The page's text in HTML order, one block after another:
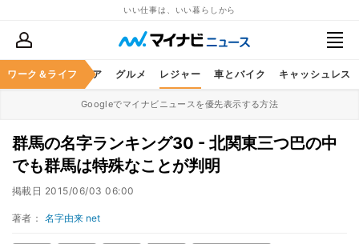
いい仕事は、いい暮らしから
ワーク＆ライフ
暮らし ヘルスケア グルメ レジャー 車とバイク キャッシュレス
Googleでマイナビニュースを優先表示する方法
群馬の名字ランキング30 - 北関東三つ巴の中
でも群馬は特殊なことが判明
掲載日 2015/06/03 06:00
著者： 名字由来 net